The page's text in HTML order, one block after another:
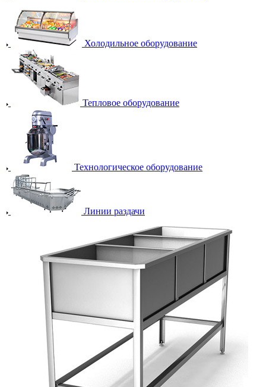
Холодильное оборудование
Тепловое оборудование
Технологическое оборудование
Линии раздачи